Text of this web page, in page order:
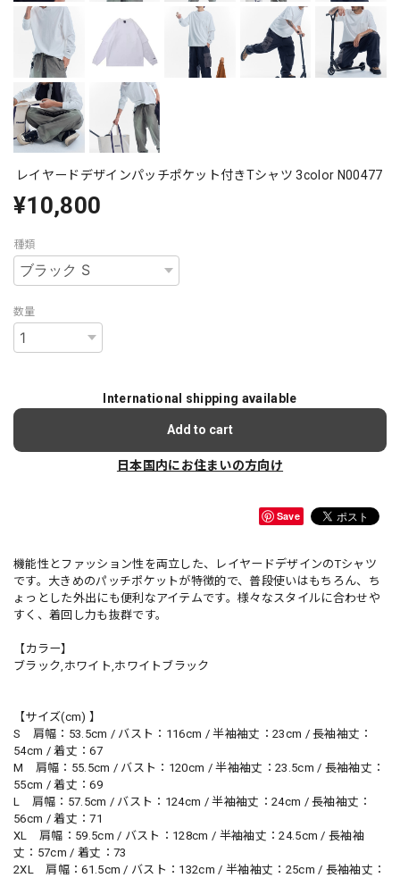
レイヤードデザインパッチポケット付きTシャツ 3color N00477
¥10,800
種類
数量
International shipping available
Add to cart
日本国内にお住まいの方向け
Save
機能性とファッション性を両立した、レイヤードデザインのTシャツ
です。大きめのパッチポケットが特徴的で、普段使いはもちろん、ち
ょっとした外出にも便利なアイテムです。様々なスタイルに合わせや
すく、着回し力も抜群です。
【カラー】
ブラック,ホワイト,ホワイトブラック
【サイズ(cm) 】
S 肩幅：53.5cm / バスト：116cm / 半袖袖丈：23cm / 長袖袖丈：
54cm / 着丈：67
M 肩幅：55.5cm / バスト：120cm / 半袖袖丈：23.5cm / 長袖袖丈：
55cm / 着丈：69
L 肩幅：57.5cm / バスト：124cm / 半袖袖丈：24cm / 長袖袖丈：
56cm / 着丈：71
XL 肩幅：59.5cm / バスト：128cm / 半袖袖丈：24.5cm / 長袖袖
丈：57cm / 着丈：73
2XL 肩幅：61.5cm / バスト：132cm / 半袖袖丈：25cm / 長袖袖丈：